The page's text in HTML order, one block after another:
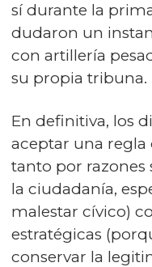
sí durante la
dudaron un
con artillería
su propia tribuna.
En definitiva, los
aceptar una
tanto por razones
la ciudadanía,
malestar cívico)
estratégicas
conservar la